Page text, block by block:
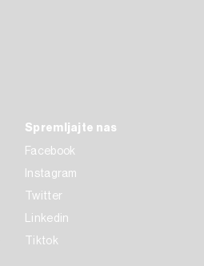
Spremljajte nas
Facebook
Instagram
Twitter
Linkedin
Tiktok